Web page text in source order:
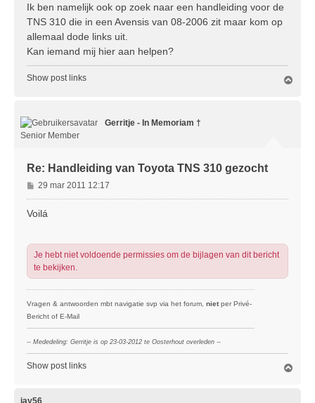
h
t
Ik ben namelijk ook op zoek naar een handleiding voor de
TNS 310 die in een Avensis van 08-2006 zit maar kom op
allemaal dode links uit.
Kan iemand mij hier aan helpen?
Show post links
Gerritje - In Memoriam †
Senior Member
Re: Handleiding van Toyota TNS 310 gezocht
B
e
t
29 mar 2011 12:17
Voilá
Je hebt niet voldoende permissies om de bijlagen van dit bericht
te bekijken.
Vragen & antwoorden mbt navigatie svp via het forum, nietper Privé-
Bericht of E-Mail
-- Mededeling: Gerritje is op 23-03-2012 te Oosterhout overleden --
Show post links
jay56